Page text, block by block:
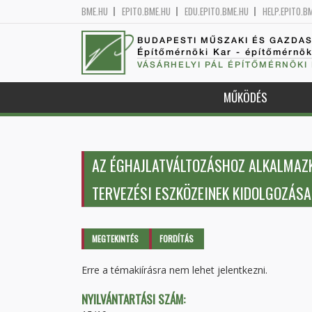
BME.HU EPITO.BME.HU EDU.EPITO.BME.HU
BUDAPESTI MŰSZAKI ÉS
Építőmérnöki Kar -
VÁSÁRHELYI PÁL
MŰKÖDÉS
AZ ÉGHAJLATVÁLTOZÁSHOZ
TERVEZÉSI ESZKÖZEINEK KIDOLGOZÁSA
Elsődleges fülek
MEGTEKINTÉS (AKTÍVFORDÍTÁS
Erre a témakiírásra nem lehet jelentkezni.
NYILVÁNTARTÁSI SZÁM: